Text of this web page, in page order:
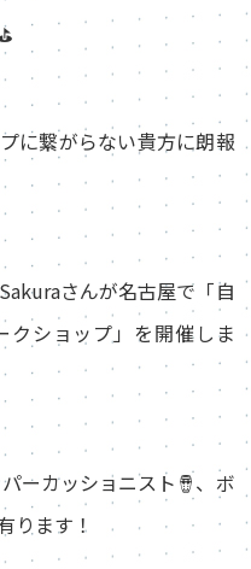
に繋がらない貴方に朗報
さんが名古屋で「自
ショップ」を開催しま
ーカッショニスト🪘、ボ
ります！